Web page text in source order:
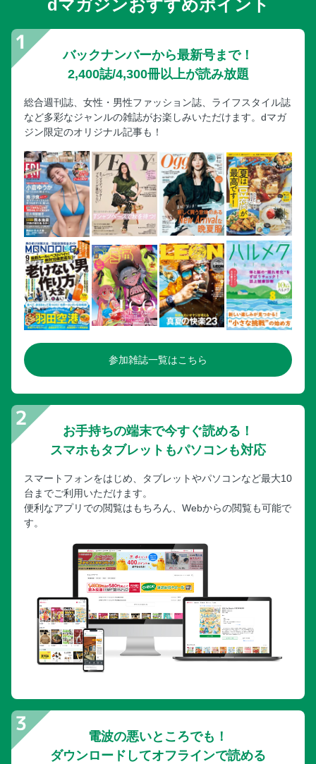
dマガジンおすすめポイント
バックナンバーから最新号まで！
2,400誌/4,300冊以上が読み放題
総合週刊誌、女性・男性ファッション誌、ライフスタイル誌
など多彩なジャンルの雑誌がお楽しみいただけます。dマガ
ジン限定のオリジナル記事も！
参加雑誌一覧はこちら
お手持ちの端末で今すぐ読める！
スマホもタブレットもパソコンも対応
スマートフォンをはじめ、タブレットやパソコンなど最大10
台までご利用いただけます。
便利なアプリでの閲覧はもちろん、Webからの閲覧も可能で
す。
電波の悪いところでも！
ダウンロードしてオフラインで読める